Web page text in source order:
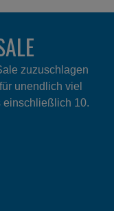
zuzuschlagen
unendlich viel
einschließlich 10.